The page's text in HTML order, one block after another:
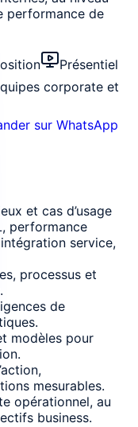
performance de
Présentiel
corporate et
sur WhatsApp
et cas d’usage
performance
service,
processus et
de
modèles pour
mesurables.
opérationnel, au
business.